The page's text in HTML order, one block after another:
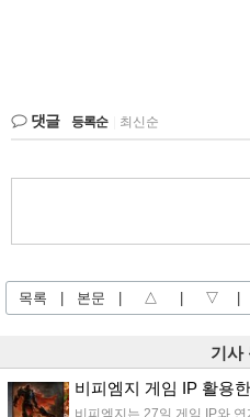
댓글 등록순 최신순
목록 본문 △ ▽
기사
비피엠지 게임 IP 활용
비피엠지는 27일 게임 IP와